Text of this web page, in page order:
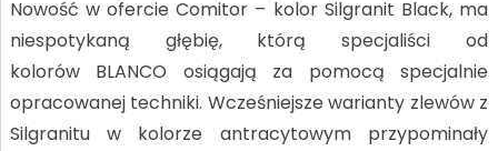
Nowość w ofercie Comitor – kolor Silgranit Black, ma
niespotykaną głębię, którą specjaliści od
kolorów BLANCO osiągają za pomocą specjalnie
opracowanej techniki. Wcześniejsze warianty zlewów z
Silgranitu w kolorze antracytowym przypominały